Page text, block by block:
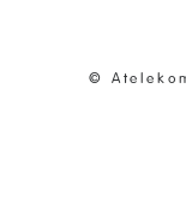
©